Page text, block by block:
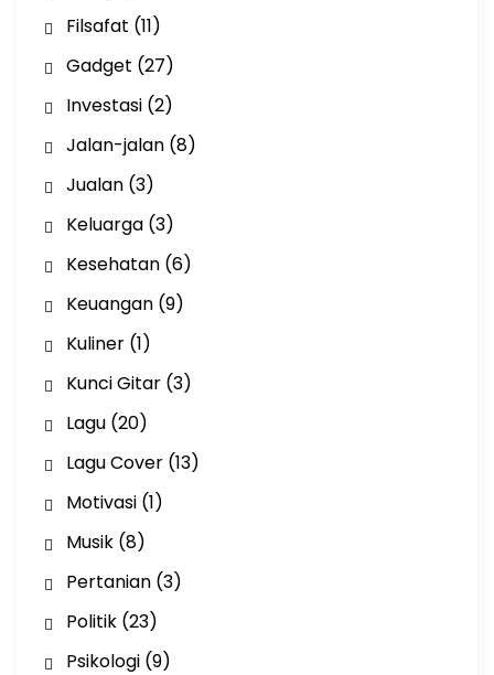
Filsafat (11)
Gadget (27)
Investasi(2)
Jalan-jalan(8)
Jualan(3)
Keluarga(3)
Kesehatan(6)
Keuangan(9)
Kuliner(1)
Kunci Gitar(3)
Lagu(20)
Lagu Cover(13)
Motivasi(1)
Musik(8)
Pertanian(3)
Politik(23)
Psikologi(9)